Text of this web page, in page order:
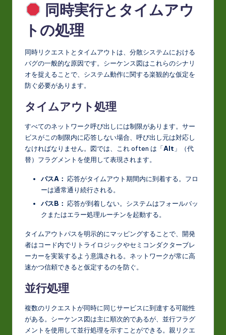
同時実行とタイムアウ
トの処理
同時リクエストとタイムアウトは、分散システムにおける
バグの一般的な原因です。シーケンス図はこれらのシナリ
オを捉えることで、システム動作に関する楽観的な仮定を
防ぐ必要があります。
タイムアウト処理
すべてのネットワーク呼び出しには制限があります。サー
ビスがこの制限内に応答しない場合、呼び出し元は対応し
なければなりません。図では、これ often は「Alt 」（代
替）フラグメントを使用して表現されます。
パスA： 応答がタイムアウト期間内に到着する。フロ
ーは通常通り続行される。
パスB： 応答が到着しない。システムはフォールバッ
クまたはエラー処理ルーチンを起動する。
タイムアウトパスを明示的にマッピングすることで、開発
者はコード内でリトライロジックやセミコンダクターブレ
ーカーを実装するよう意識される。ネットワークが常に高
速かつ信頼できると仮定するのを防ぐ。
並行処理
複数のリクエストが同時に同じサービスに到達する可能性
がある。シーケンス図は主に順次的であるが、並行フラグ
メントを使用して並行処理を示すことができる。親リクエ